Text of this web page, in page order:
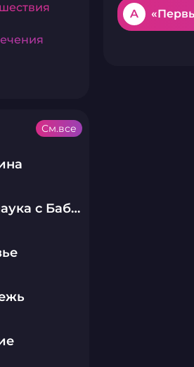
Упоротая наука с Бабаем Лютым
См.все
A